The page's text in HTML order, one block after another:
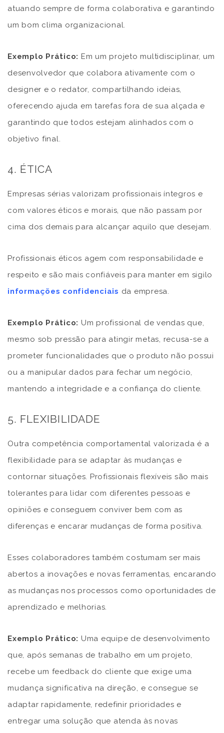
atuando sempre de forma colaborativa e garantindo
um bom clima organizacional.
Exemplo Prático: Em um projeto multidisciplinar, um
desenvolvedor que colabora ativamente com o
designer e o redator, compartilhando ideias,
oferecendo ajuda em tarefas fora de sua alçada e
garantindo que todos estejam alinhados com o
objetivo final.
4. ÉTICA
Empresas sérias valorizam profissionais íntegros e
com valores éticos e morais, que não passam por
cima dos demais para alcançar aquilo que desejam.
Profissionais éticos agem com responsabilidade e
respeito e são mais confiáveis para manter em sigilo
informações confidenciais da empresa.
Exemplo Prático: Um profissional de vendas que,
mesmo sob pressão para atingir metas, recusa-se a
prometer funcionalidades que o produto não possui
ou a manipular dados para fechar um negócio,
mantendo a integridade e a confiança do cliente.
5. FLEXIBILIDADE
Outra competência comportamental valorizada é a
flexibilidade para se adaptar às mudanças e
contornar situações. Profissionais flexíveis são mais
tolerantes para lidar com diferentes pessoas e
opiniões e conseguem conviver bem com as
diferenças e encarar mudanças de forma positiva.
Esses colaboradores também costumam ser mais
abertos a inovações e novas ferramentas, encarando
as mudanças nos processos como oportunidades de
aprendizado e melhorias.
Exemplo Prático: Uma equipe de desenvolvimento
que, após semanas de trabalho em um projeto,
recebe um feedback do cliente que exige uma
mudança significativa na direção, e consegue se
adaptar rapidamente, redefinir prioridades e
entregar uma solução que atenda às novas